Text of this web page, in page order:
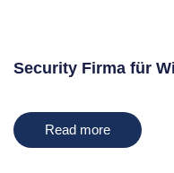
Security Firma für
Read more